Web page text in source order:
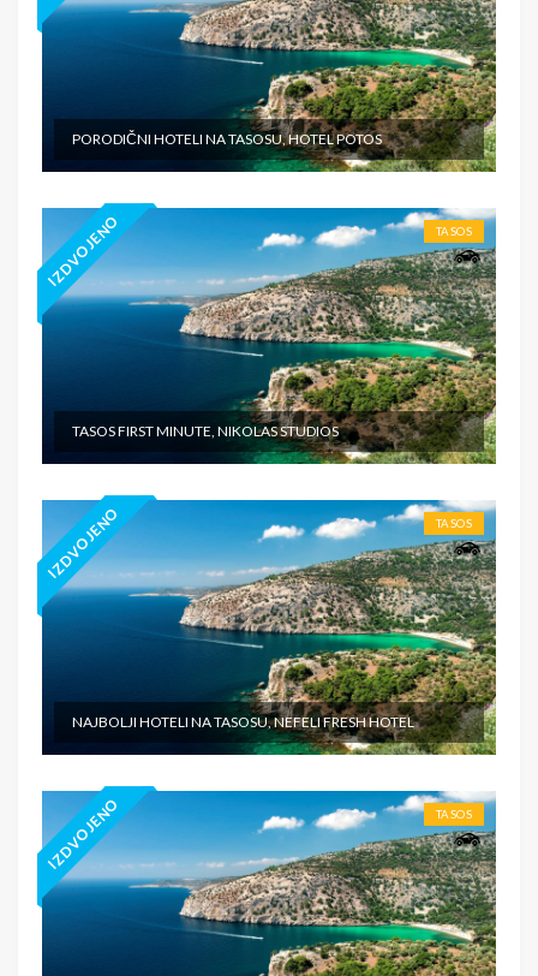
PORODIČNI HOTELI NA TASOSU, HOTEL POTOS
IZDVOJENO TASOS
TASOS FIRST MINUTE, NIKOLAS STUDIOS
IZDVOJENO TASOS
NAJBOLJI HOTELI NA TASOSU, NEFELI FRESH HOTEL
IZDVOJENO TASOS